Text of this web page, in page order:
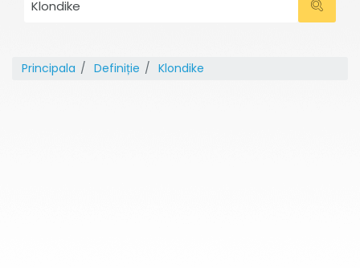
Principala Definiție Klondike